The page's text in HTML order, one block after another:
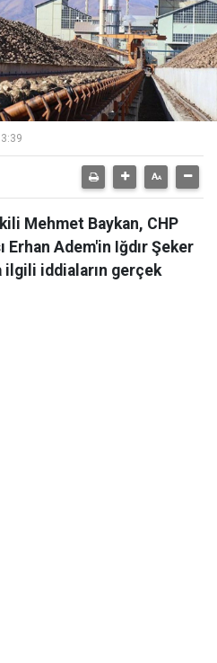
Mehmet Baykan, CHP
Erhan Adem'in Iğdır Şeker
ilgili iddiaların gerçek